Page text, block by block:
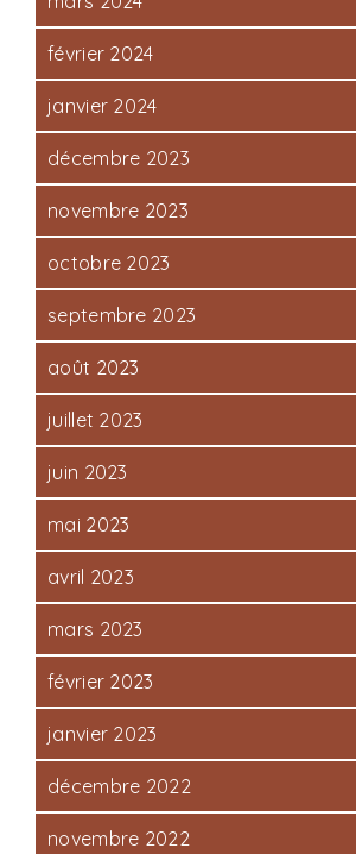
février 2024
janvier 2024
décembre 2023
novembre 2023
octobre 2023
septembre 2023
août 2023
juillet 2023
juin 2023
mai 2023
avril 2023
mars 2023
février 2023
janvier 2023
décembre 2022
novembre 2022